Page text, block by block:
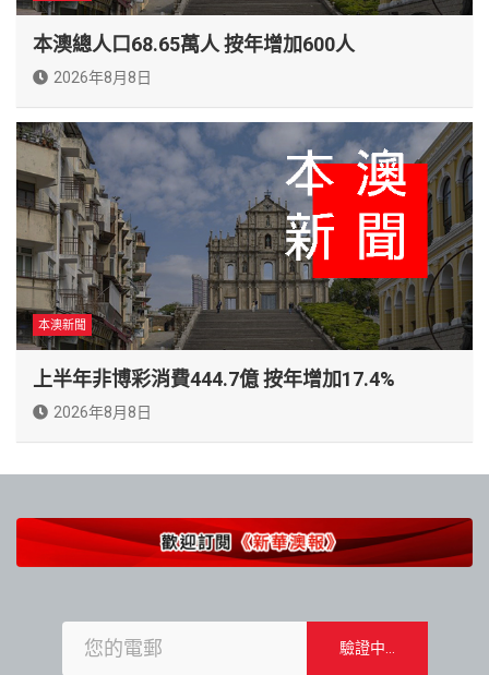
本澳總人口68.65萬人 按年增加600人
2026年8月8日
本澳新聞
上半年非博彩消費444.7億 按年增加17.4%
2026年8月8日